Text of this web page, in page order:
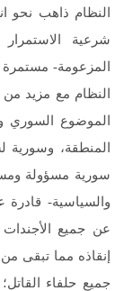
شرعية
المزعومة- مستمرة
النظام مع مزيد
الموضوع السوري
المنطقة،
سورية مسؤولة
والسياسية- قادرة
عن جميع الأجندات
إنقاذه مما تبقى
جميع حلفاء